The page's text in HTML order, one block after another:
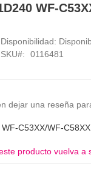
WF-
Disponibilidad:
SKU
0116481
dejar una reseña
C53XX/WF-C58XX
producto vuelva a